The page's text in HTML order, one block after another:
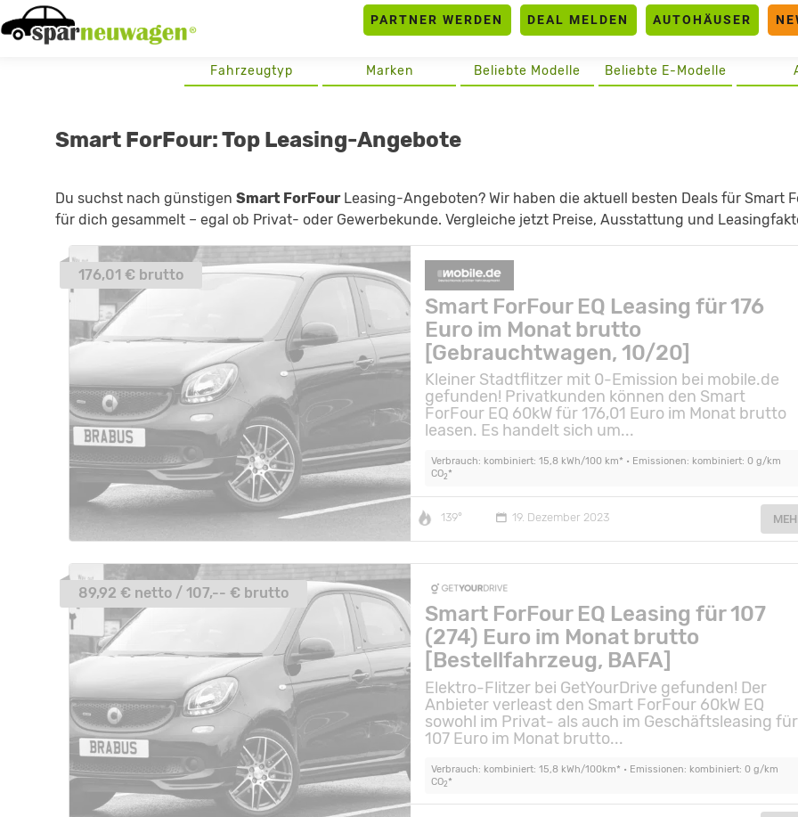
Skip
to
PARTNER WERDEN DEAL MELDEN AUTOHÄUSER
Beliebte E-Modelle
Beliebte Modelle
Marken
Fahrzeugtyp
Smart ForFour: Top Leasing-Angebote
Du suchst nach günstigen Smart ForFourLeasing-Angeboten? Wir haben die aktuell besten Deals für Smart
für dich gesammelt – egal ob Privat- oder Gewerbekunde. Vergleiche jetzt Preise, Ausstattung und
Smart ForFour EQ Leasing für 176
Euro im Monat brutto
[Gebrauchtwagen, 10/20]
Kleiner Stadtflitzer mit 0-Emission bei mobile.de
gefunden! Privatkunden können den Smart
ForFour EQ 60kW für 176,01 Euro im Monat brutto
leasen. Es handelt sich um...
Verbrauch: kombiniert: 15,8 kWh/100 km* • Emissionen: kombiniert: 0 g/km
CO2*
139° 19. Dezember 2023
176,01 € brutto
Smart ForFour EQ Leasing für 107
(274) Euro im Monat brutto
[Bestellfahrzeug, BAFA]
Elektro-Flitzer bei GetYourDrive gefunden! Der
Anbieter verleast den Smart ForFour 60kW EQ
sowohl im Privat- als auch im Geschäftsleasing für
107 Euro im Monat brutto...
Verbrauch: kombiniert: 15,8 kWh/100km* • Emissionen: kombiniert: 0 g/km
CO2*
89,92 € netto / 107,-- € brutto